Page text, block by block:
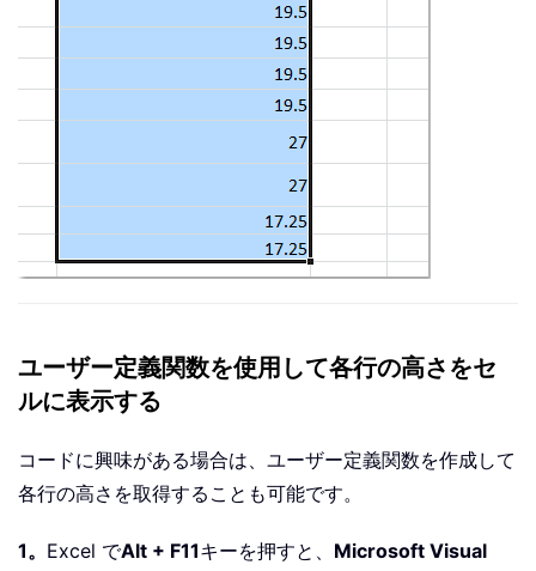
ユーザー定義関数を使用して各行の高さをセ
ルに表示する
コードに興味がある場合は、ユーザー定義関数を作成して
各行の高さを取得することも可能です。
1。 Excel でAlt + F11キーを押すと、 Microsoft Visual